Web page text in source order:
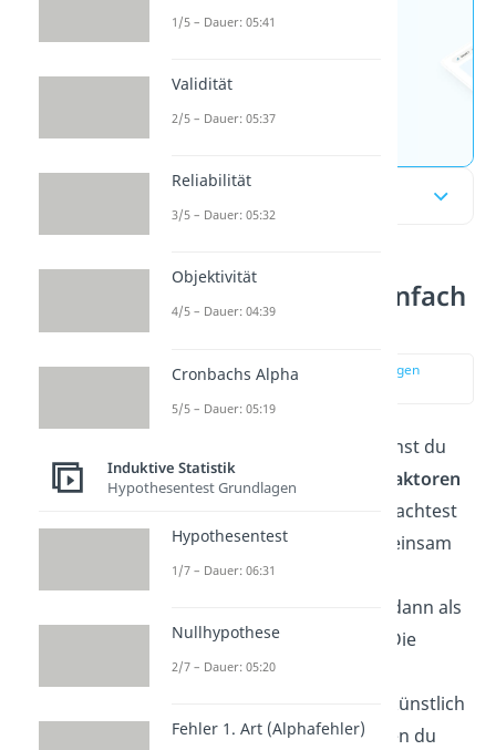
Wissen mit unseren
Aufgaben entdecken
Faktorenanalyse einfach
erklärt
zur Stelle im Video springen
(00:12)
kannst du
viele Variablenzu
wenigen Faktoren
zusammenfassen. Dafür betrachtest
du, was deine Variablen gemeinsam
haben. Jede „Art“ der
stellst du dann als
einen separaten
dar. Die
gefundenen Faktoren sind
anschließend selbst wieder (künstlich
erzeugte) Variablen, mit denen du
1/5 – Dauer: 05:41
Validität
2/5 – Dauer: 05:37
Reliabilität
3/5 – Dauer: 05:32
Objektivität
4/5 – Dauer: 04:39
Cronbachs Alpha
5/5 – Dauer: 05:19
Induktive Statistik
Hypothesentest Grundlagen
Hypothesentest
1/7 – Dauer: 06:31
Nullhypothese
2/7 – Dauer: 05:20
Fehler 1. Art (Alphafehler)